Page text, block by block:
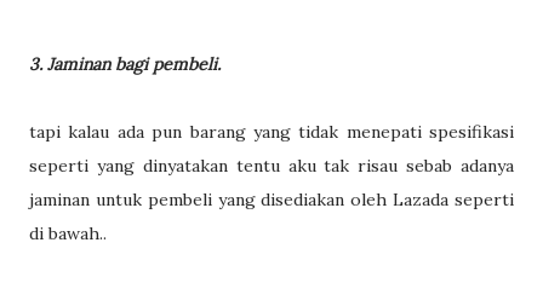
3. Jaminan bagi pembeli.
tapi kalau ada pun barang yang tidak menepati spesifikasi
seperti yang dinyatakan tentu aku tak risau sebab adanya
jaminan untuk pembeli yang disediakan oleh Lazada seperti
di bawah..